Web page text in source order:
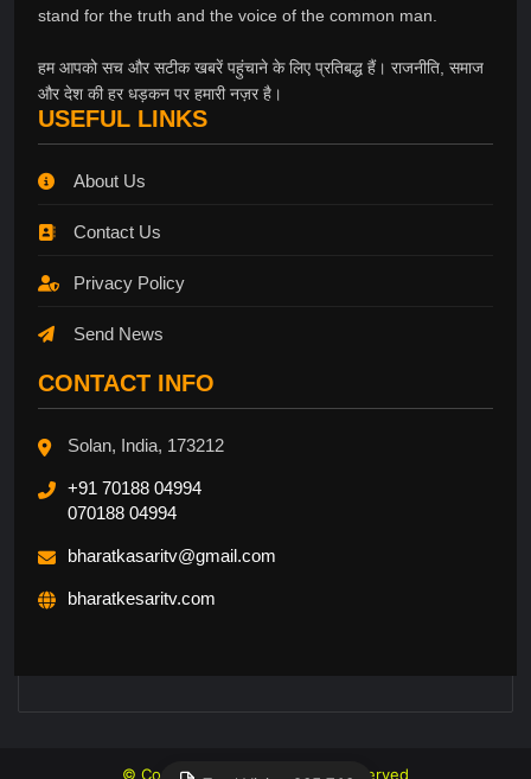
stand for the truth and the voice of the common man.
हम आपको सच और सटीक खबरें पहुंचाने के लिए प्रतिबद्ध हैं। राजनीति, समाज
और देश की हर धड़कन पर हमारी नज़र है।
USEFUL LINKS
About Us
Contact Us
Privacy Policy
Send News
CONTACT INFO
Solan, India, 173212
+91 70188 04994
070188 04994
bharatkasaritv@gmail.com
bharatkesaritv.com
© Copyright 2026, All Rights Reserved